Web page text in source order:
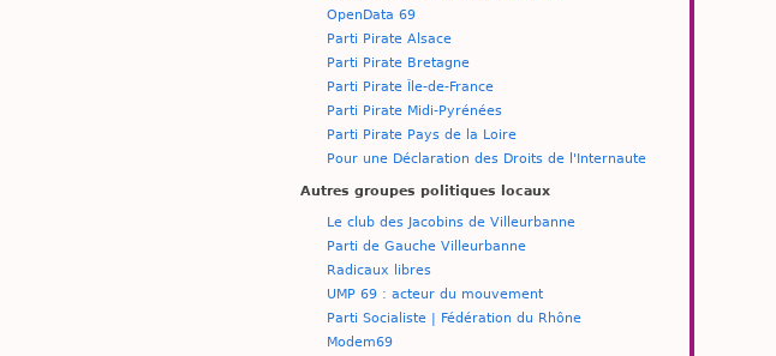
OpenData 69
Parti Pirate Alsace
Parti Pirate Bretagne
Parti Pirate Île-de-France
Parti Pirate Midi-Pyrénées
Parti Pirate Pays de la Loire
Pour une Déclaration des Droits de l'Internaute
Autres groupes politiques locaux
Le club des Jacobins de Villeurbanne
Parti de Gauche Villeurbanne
Radicaux libres
UMP 69 : acteur du mouvement
Parti Socialiste | Fédération du Rhône
Modem69